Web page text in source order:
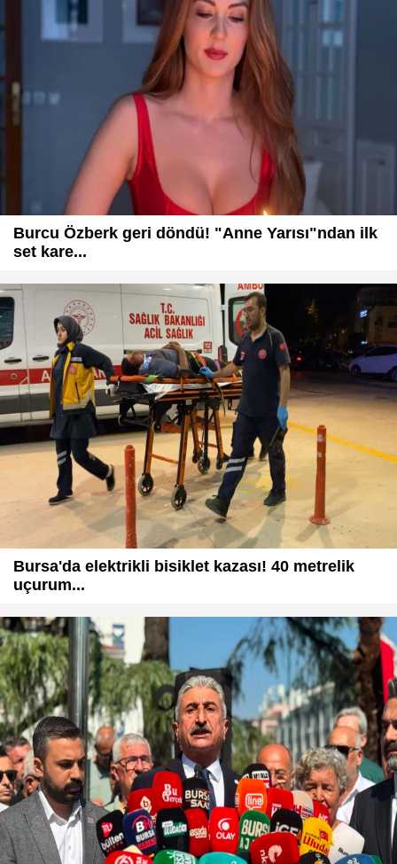
Burcu Özberk geri döndü! "Anne Yarısı"ndan ilk
set kare...
Bursa'da elektrikli bisiklet kazası! 40 metrelik
uçurum...